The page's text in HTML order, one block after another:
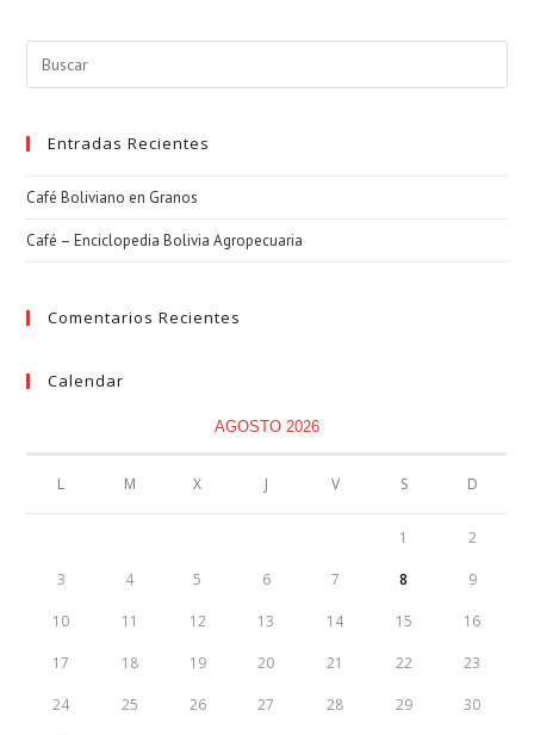
Entradas Recientes
Café Boliviano en Granos
Café – Enciclopedia Bolivia Agropecuaria
Comentarios Recientes
Calendar
AGOSTO 2026
L M X J V S D
1 2
3 4 5 6 7 8 9
10 11 12 13 14 15 16
17 18 19 20 21 22 23
24 25 26 27 28 29 30